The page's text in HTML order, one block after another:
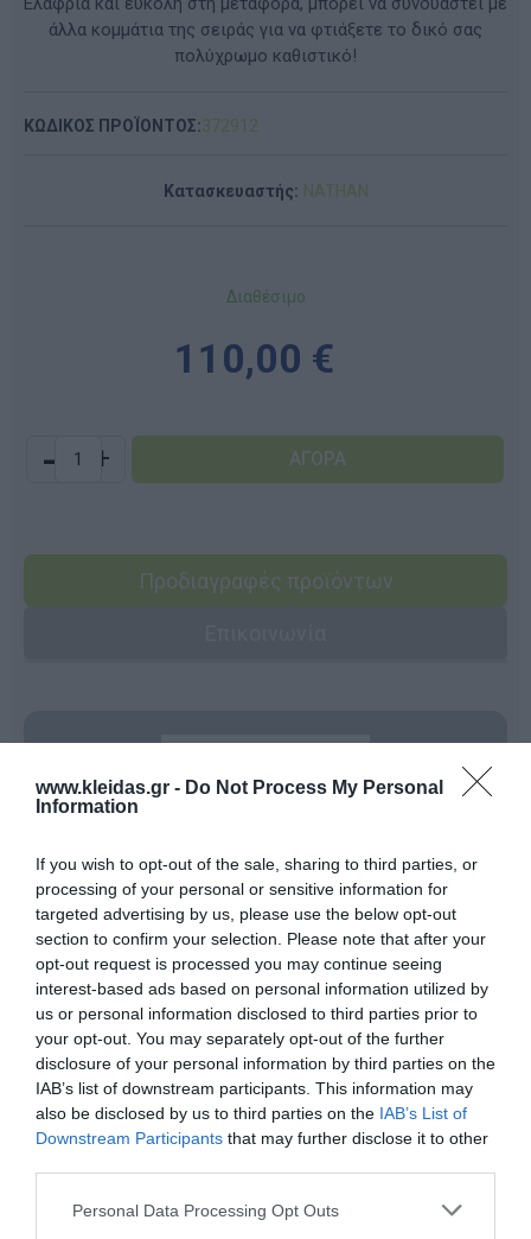
www.kleidas.gr - Do Not Process My Personal
Information
If you wish to opt-out of the sale, sharing to third parties, or
processing of your personal or sensitive information for
targeted advertising by us, please use the below opt-out
section to confirm your selection. Please note that after your
opt-out request is processed you may continue seeing
interest-based ads based on personal information utilized by
us or personal information disclosed to third parties prior to
your opt-out. You may separately opt-out of the further
disclosure of your personal information by third parties on the
IAB’s list of downstream participants. This information may
also be disclosed by us to third parties on the IAB’s List of
Downstream Participants that may further disclose it to other
Personal Data Processing Opt Outs
άλλα κομμάτια της σειράς για να φτιάξετε το δικό σας
πολύχρωμο καθιστικό!
ΚΩΔΙΚΟΣ ΠΡΟΪΟΝΤΟΣ:372912
Κατασκευαστής: NATHAN
Διαθέσιμο
110,00 €
- +
Προδιαγραφές προϊόντων
ΗNathanείναι ένας διεθνής ηγέτης στον σχεδιασμό
και την παροχή επαγγελματικού εκπαιδευτικού
εξοπλισμού. Η γκάμα της περιλαμβάνει από
εξειδικευμένο υλικό ψυχοκινητικής έως μικροέπιπλα
για συμβολικό παιχνίδι, όλα κατασκευασμένα για να
αντέχουν στη σκληρή χρήση σε σχολικά
περιβάλλοντα. Κάθε προϊόν συμμορφώνεται αυστηρά
περιβαλλοντικές προδιαγραφές (βιώσιμη υλοτομία,
εξοπλισμό νηπιαγωγείων και κέντρων δεξιοτήτων